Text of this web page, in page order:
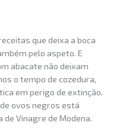
que deixa a boca
pelo aspeto. E
abacate não deixam
o tempo de cozedura,
em perigo de extinção.
ovos negros está
Vinagre de Modena.